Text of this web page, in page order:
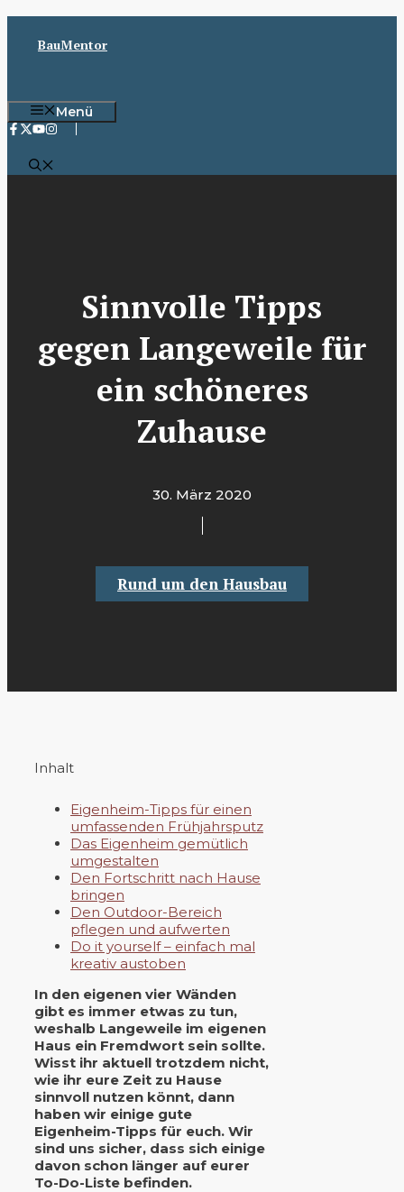
InhaltBauMentor
Menü
Sinnvolle Tipps
gegen Langeweile für
ein schöneres
Zuhause
30. März 2020
Rund um den Hausbau
Inhalt
Eigenheim-Tipps für einen
umfassenden Frühjahrsputz
Das Eigenheim gemütlich
umgestalten
Den Fortschritt nach Hause
bringen
Den Outdoor-Bereich
pflegen und aufwerten
Do it yourself – einfach mal
kreativ austoben
In den eigenen vier Wänden
gibt es immer etwas zu tun,
weshalb Langeweile im eigenen
Haus ein Fremdwort sein sollte.
Wisst ihr aktuell trotzdem nicht,
wie ihr eure Zeit zu Hause
sinnvoll nutzen könnt, dann
haben wir einige gute
Eigenheim-Tipps für euch. Wir
sind uns sicher, dass sich einige
davon schon länger auf eurer
To-Do-Liste befinden.